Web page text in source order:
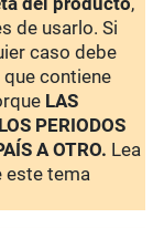
de usarlo. Si
caso debe
contiene
LAS
PERIODOS
A OTRO. Lea
este tema